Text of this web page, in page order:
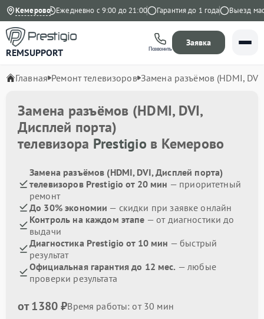
Кемерово
на Яндекс Ежедневно с 9:00 до 21:00 Гарантия до 1 года Выезд
REMSUPPORT Позвонить
Заявка
Главная Ремонт телевизоров Замена разъёмов (HDMI,
Замена разъёмов (HDMI, DVI,
Дисплей порта)
телевизора Prestigio в Кемерово
Замена разъёмов (HDMI, DVI, Дисплей порта)
телевизоров Prestigio от 20 мин — приоритетный
ремонт
До 30% экономии — скидки при заявке онлайн
Контроль на каждом этапе — от диагностики до
выдачи
Диагностика Prestigio от 10 мин — быстрый
результат
Официальная гарантия до 12 мес. — любые
проверки результата
от 1380 ₽Время работы: от 30 мин